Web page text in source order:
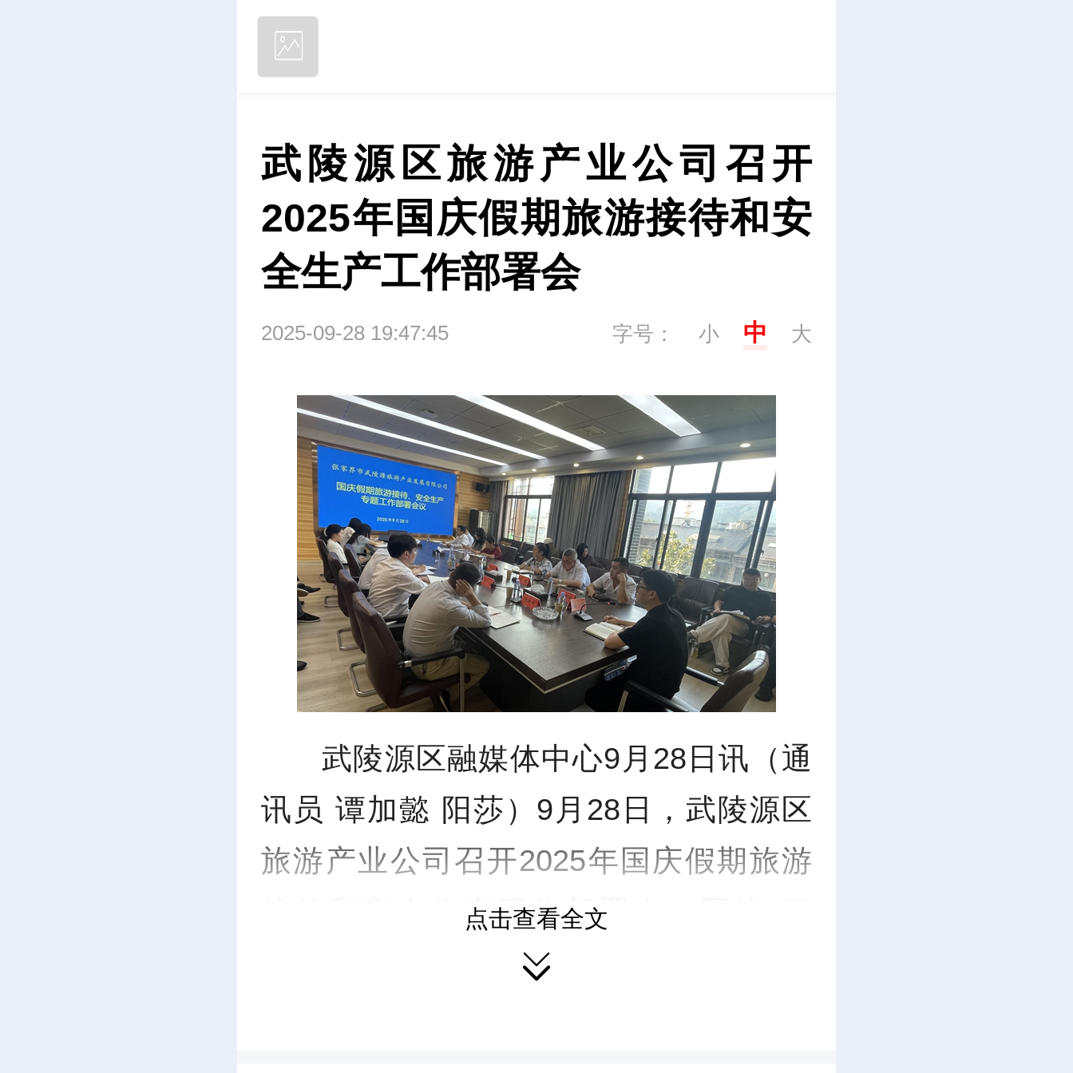
武陵源区旅游产业公司召开
2025年国庆假期旅游接待和安
全生产工作部署会
2025-09-28 19:47:45 字号： 小 中 大
武陵源区融媒体中心9月28日讯（通
讯员 谭加懿 阳莎）9月28日，武陵源区
旅游产业公司召开2025年国庆假期旅游
接待和安全生产工作部署会，围绕“服
务、安全、效益”三大核心，对假期各项
点击查看全文
